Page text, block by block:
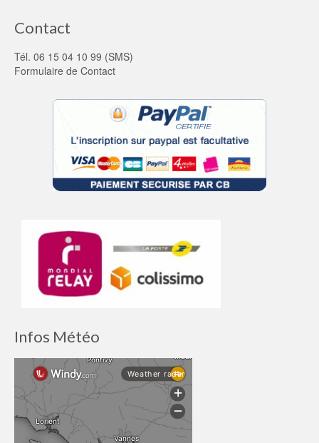
Contact
Tél. 06 15 04 10 99 (SMS)
Formulaire de Contact
Infos Météo